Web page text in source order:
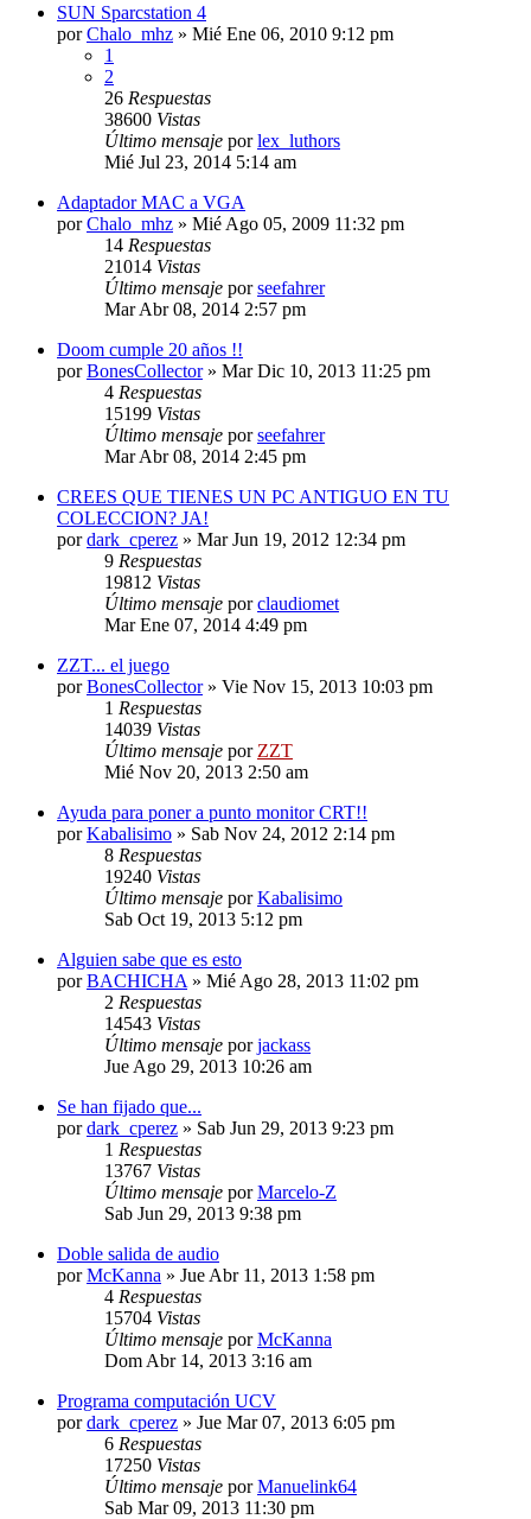
SUN Sparcstation 4
porChalo_mhz » Mié Ene 06, 2010 9:12 pm
1
2
26 Respuestas
38600 Vistas
Último mensaje porlex_luthors
Mié Jul 23, 2014 5:14 am
Adaptador MAC a VGA
porChalo_mhz » Mié Ago 05, 2009 11:32 pm
14 Respuestas
21014 Vistas
Último mensaje porseefahrer
Mar Abr 08, 2014 2:57 pm
Doom cumple 20 años !!
porBonesCollector» Mar Dic 10, 2013 11:25 pm
4 Respuestas
15199 Vistas
Último mensaje porseefahrer
Mar Abr 08, 2014 2:45 pm
CREES QUE TIENES UN PC ANTIGUO EN TU
COLECCION? JA!
pordark_cperez » Mar Jun 19, 2012 12:34 pm
9 Respuestas
19812 Vistas
Último mensaje porclaudiomet
Mar Ene 07, 2014 4:49 pm
ZZT... el juego
porBonesCollector» Vie Nov 15, 2013 10:03 pm
1 Respuestas
14039 Vistas
Último mensaje por ZZT
Mié Nov 20, 2013 2:50 am
Ayuda para poner a punto monitor CRT!!
porKabalisimo » Sab Nov 24, 2012 2:14 pm
8 Respuestas
19240 Vistas
Último mensaje porKabalisimo
Sab Oct 19, 2013 5:12 pm
Alguien sabe que es esto
porBACHICHA » Mié Ago 28, 2013 11:02 pm
2 Respuestas
14543 Vistas
Último mensaje porjackass
Jue Ago 29, 2013 10:26 am
Se han fijado que...
pordark_cperez » Sab Jun 29, 2013 9:23 pm
1 Respuestas
13767 Vistas
Último mensaje porMarcelo-Z
Sab Jun 29, 2013 9:38 pm
Doble salida de audio
porMcKanna » Jue Abr 11, 2013 1:58 pm
4 Respuestas
15704 Vistas
Último mensaje porMcKanna
Dom Abr 14, 2013 3:16 am
Programa computación UCV
pordark_cperez » Jue Mar 07, 2013 6:05 pm
6 Respuestas
17250 Vistas
Último mensaje porManuelink64
Sab Mar 09, 2013 11:30 pm